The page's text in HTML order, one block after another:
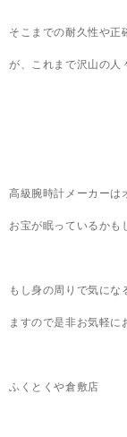
そこまでの耐久性や正
が、これまで沢山の人
高級腕時計メーカーは
お宝が眠っているかも
もし身の周りで気にな
ますので是非お気軽
ふくとくや倉敷店